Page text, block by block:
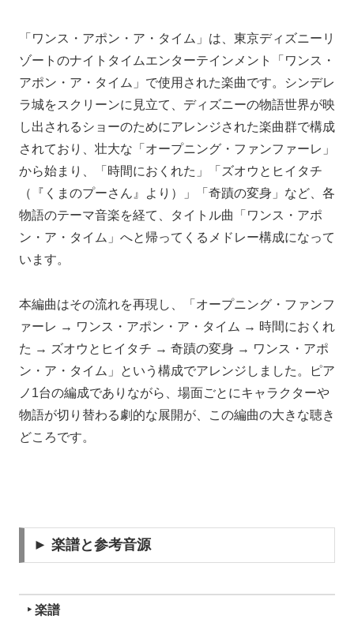
「ワンス・アポン・ア・タイム」は、東京ディズニーリ
ゾートのナイトタイムエンターテインメント「ワンス・
アポン・ア・タイム」で使用された楽曲です。シンデレ
ラ城をスクリーンに見立て、ディズニーの物語世界が映
し出されるショーのためにアレンジされた楽曲群で構成
されており、壮大な「オープニング・ファンファーレ」
から始まり、「時間におくれた」「ズオウとヒイタチ
（『くまのプーさん』より）」「奇蹟の変身」など、各
物語のテーマ音楽を経て、タイトル曲「ワンス・アポ
ン・ア・タイム」へと帰ってくるメドレー構成になって
います。
本編曲はその流れを再現し、「オープニング・ファンフ
ァーレ → ワンス・アポン・ア・タイム → 時間におくれ
た → ズオウとヒイタチ → 奇蹟の変身 → ワンス・アポ
ン・ア・タイム」という構成でアレンジしました。ピア
ノ1台の編成でありながら、場面ごとにキャラクターや
物語が切り替わる劇的な展開が、この編曲の大きな聴き
どころです。
► 楽譜と参考音源
‣ 楽譜